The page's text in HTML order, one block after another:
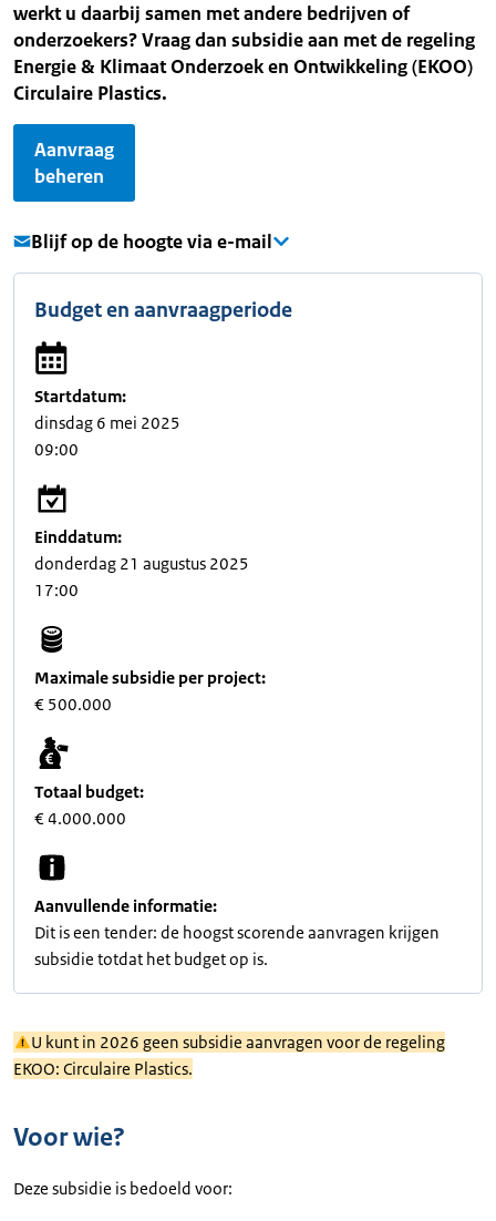
werkt u daarbij samen met andere bedrijven of
onderzoekers? Vraag dan subsidie aan met de regeling
Energie & Klimaat Onderzoek en Ontwikkeling (EKOO)
Circulaire Plastics.
Aanvraag
beheren
Blijf op de hoogte via e-mail
Budget en aanvraagperiode
Startdatum:
dinsdag 6 mei 2025
09:00
Einddatum:
donderdag 21 augustus 2025
17:00
Maximale subsidie per project:
€ 500.000
Totaal budget:
€ 4.000.000
Aanvullende informatie:
Dit is een tender: de hoogst scorende aanvragen krijgen
subsidie totdat het budget op is.
U kunt in 2026 geen subsidie aanvragen voor de regeling
EKOO: Circulaire Plastics.
Voor wie?
Deze subsidie is bedoeld voor: